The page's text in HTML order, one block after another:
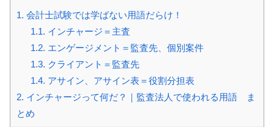
1. 会計士試験では学ばない用語だらけ！
1.1. インチャージ＝主査
1.2. エンゲージメント＝監査先、個別案件
1.3. クライアント＝監査先
1.4. アサイン、アサイン表＝役割分担表
2. インチャージって何だ？｜監査法人で使われる用語 ま
とめ